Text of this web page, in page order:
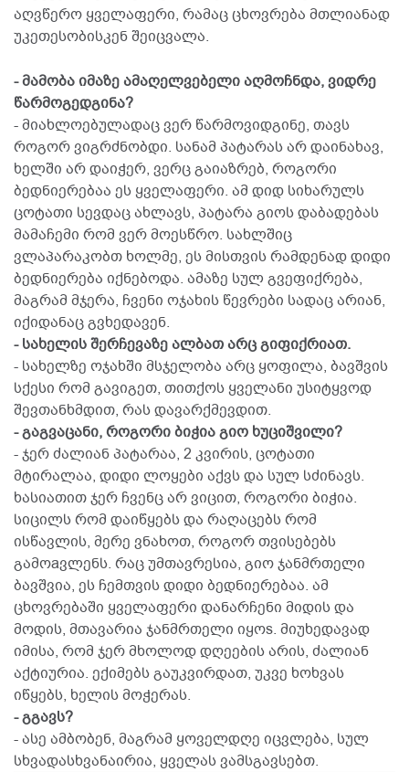
აღვწერო ყველაფერი, რამაც ცხოვრება მთლიანად
უკეთესობისკენ შეიცვალა.
- მამობა იმაზე ამაღელვებელი აღმოჩნდა, ვიდრე
წარმოგედგინა?
- მიახლოებულადაც ვერ წარმოვიდგინე, თავს
როგორ ვიგრძნობდი. სანამ პატარას არ დაინახავ,
ხელში არ დაიჭერ, ვერც გაიაზრებ, როგორი
ბედნიერებაა ეს ყველაფერი. ამ დიდ სიხარულს
ცოტათი სევდაც ახლავს, პატარა გიოს დაბადებას
მამაჩემი რომ ვერ მოესწრო. სახლშიც
ვლაპარაკობთ ხოლმე, ეს მისთვის რამდენად დიდი
ბედნიერება იქნებოდა. ამაზე სულ გვეფიქრება,
მაგრამ მჯერა, ჩვენი ოჯახის წევრები სადაც არიან,
იქიდანაც გვხედავენ.
- სახელის შერჩევაზე ალბათ არც გიფიქრიათ.
- სახელზე ოჯახში მსჯელობა არც ყოფილა, ბავშვის
სქესი რომ გავიგეთ, თითქოს ყველანი უსიტყვოდ
შევთანხმდით, რას დავარქმევდით.
- გაგვაცანი, როგორი ბიჭია გიო ხუციშვილი?
- ჯერ ძალიან პატარაა, 2 კვირის, ცოტათი
მტირალაა, დიდი ლოყები აქვს და სულ სძინავს.
ხასიათით ჯერ ჩვენც არ ვიცით, როგორი ბიჭია.
სიცილს რომ დაიწყებს და რაღაცებს რომ
ისწავლის, მერე ვნახოთ, როგორ თვისებებს
გამოaვლენს. რაც უმთავრესია, გიო ჯანმრთელი
ბავშვია, ეს ჩემთვის დიდი ბედნიერებაა. ამ
ცხოვრებაში ყველაფერი დანარჩენი მიდის და
მოდის, მთავარია ჯანმრთელი იყოs. მიუხედავად
იმისა, რომ ჯერ მხოლოდ დღეების არის, ძალიან
აქტიურია. ექიმებს გაუკვირდათ, უკვე ხოხვას
იწყებს, ხელის მოჭერას.
- გგავს?
- ასე ამბობენ, მაგრამ ყოველდღე იცვლება, სულ
სხვადასხვანაირია, ყველას ვამსგავსებთ.